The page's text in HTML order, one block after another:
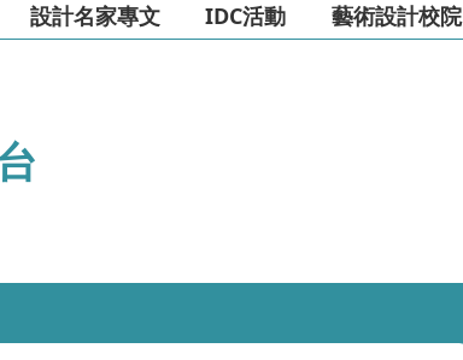
設計名家專文 IDC活動 藝術設計校院